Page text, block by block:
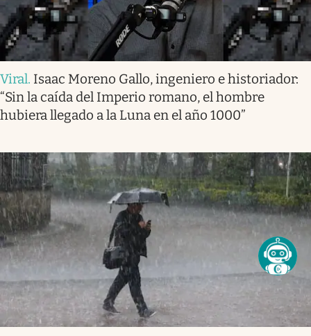
Viral. Isaac Moreno Gallo, ingeniero e historiador:
“Sin la caída del Imperio romano, el hombre
hubiera llegado a la Luna en el año 1000”